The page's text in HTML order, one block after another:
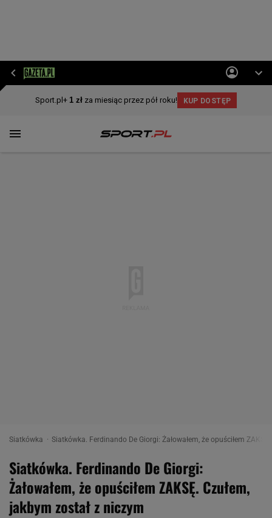
Siatkówka Siatkówka. Ferdinando De Giorgi: Żałowałem, że opuściłem
Siatkówka. Ferdinando De Giorgi:
Żałowałem, że opuściłem ZAKSĘ. Czułem,
jakbym został z niczym